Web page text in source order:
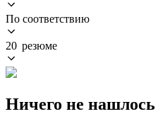
По соответствию
20 резюме
Ничего не нашлось